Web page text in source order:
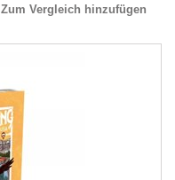
Zum Vergleich hinzufügen